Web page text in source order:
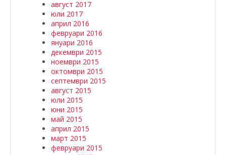
август 2017
юли 2017
април 2016
февруари 2016
януари 2016
декември 2015
ноември 2015
октомври 2015
септември 2015
август 2015
юли 2015
юни 2015
май 2015
април 2015
март 2015
февруари 2015